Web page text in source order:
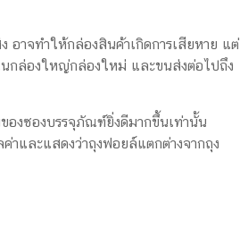
อาจทำให้กล่องสินค้าเกิดการเสียหาย แต่
กล่องใหญ่กล่องใหม่ และขนส่งต่อไปถึง
งซองบรรจุภัณฑ์ยิ่งดีมากขึ้นเท่านั้น
าและแสดงว่าถุงฟอยล์แตกต่างจากถุง